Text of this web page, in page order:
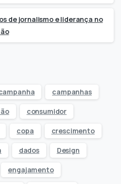
de jornalismo e liderança no
campanhas
consumidor
copa crescimento
dados Design
engajamento